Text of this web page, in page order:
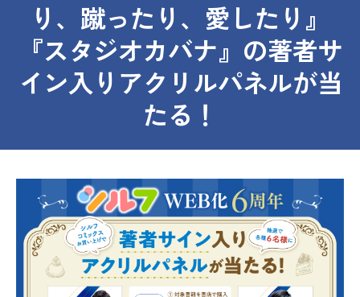
り、蹴ったり、愛したり』
『スタジオカバナ』の著者サ
イン入りアクリルパネルが当
たる！